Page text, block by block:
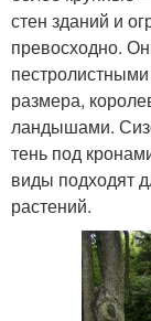
стен зданий и
превосходно.
размера,
ландышами.
тень под
виды подходят
растений.